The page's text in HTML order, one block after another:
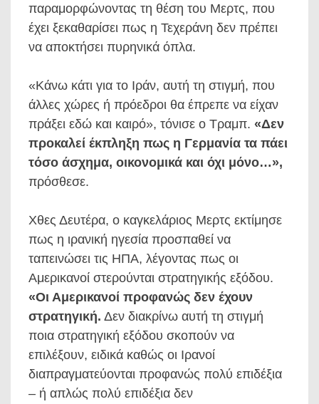
παραμορφώνοντας τη θέση του Μερτς, που
έχει ξεκαθαρίσει πως η Τεχεράνη δεν πρέπει
να αποκτήσει πυρηνικά όπλα.
«Κάνω κάτι για το Ιράν, αυτή τη στιγμή, που
άλλες χώρες ή πρόεδροι θα έπρεπε να είχαν
πράξει εδώ και καιρό», τόνισε ο Τραμπ. «Δεν
προκαλεί έκπληξη πως η Γερμανία τα πάει
τόσο άσχημα, οικονομικά και όχι μόνο…»,
πρόσθεσε.
Χθες Δευτέρα, ο καγκελάριος Μερτς εκτίμησε
πως η ιρανική ηγεσία προσπαθεί να
ταπεινώσει τις ΗΠΑ, λέγοντας πως οι
Αμερικανοί στερούνται στρατηγικής εξόδου.
«Οι Αμερικανοί προφανώς δεν έχουν
στρατηγική. Δεν διακρίνω αυτή τη στιγμή
ποια στρατηγική εξόδου σκοπούν να
επιλέξουν, ειδικά καθώς οι Ιρανοί
διαπραγματεύονται προφανώς πολύ επιδέξια
– ή απλώς πολύ επιδέξια δεν